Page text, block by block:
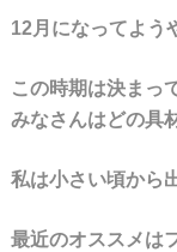
12月になってよう
この時期は決まっ
みなさんはどの具
私は小さい頃から
最近のオススメは